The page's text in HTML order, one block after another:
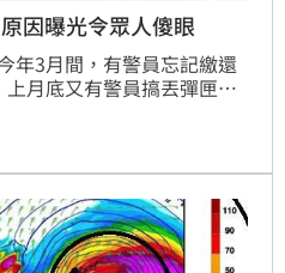
因曝光令眾人傻眼
年3月間，有警員忘記繳還
月底又有警員搞丟彈匣及
，羅東分局表示，該名警